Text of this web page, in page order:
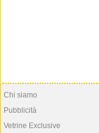
Chi siamo
Pubblicità
Vetrine Exclusive